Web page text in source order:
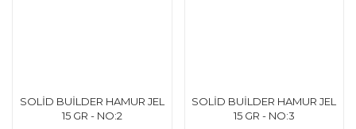
SOLİD BUİLDER HAMUR JEL
15 GR - NO:2
SOLİD BUİLDER HAMUR JEL
15 GR - NO:3